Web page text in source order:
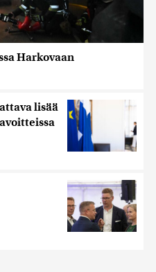
Harkovaan
lisää